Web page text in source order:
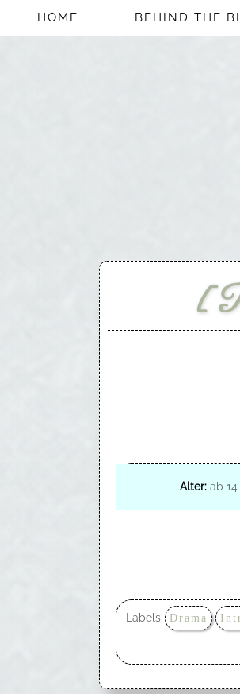
HOME BEHIND THE
Alter: ab 14
Labels: Drama